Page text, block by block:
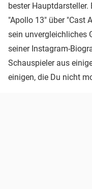
bester
"Apollo 13" über "Cast
sein unvergleichliches
seiner Instagram-
Schauspieler aus
einigen, die Du nicht